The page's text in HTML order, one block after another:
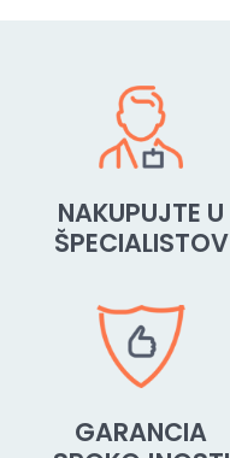
NAKUPUJTE U
ŠPECIALISTOV
GARANCIA